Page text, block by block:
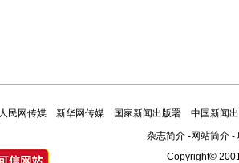
人民网传媒 新华网传媒 国家新闻出版署
中国新闻
杂志简介-网站简介-
Copyright©